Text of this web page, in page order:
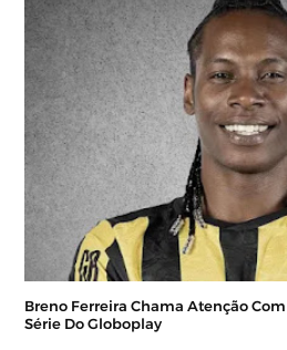
Breno Ferreira Chama Atenção
Série Do Globoplay